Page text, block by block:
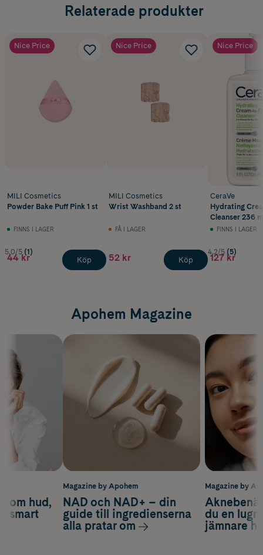
Relaterade produkter
Nice Price
MILI Cosmetics
Powder Bake Puff Pink 1 st
FINNS I LAGER
5.0/5 (1)
44 kr Köp
Nice Price
MILI Cosmetics
Wrist Washband 2 st
FÅ I LAGER
52 kr Köp
Nice Price
CeraVe
Hydrating
Cleanser 236
FINNS I LAGER
4.2/5 (5)
127 kr
Apohem Magazine
Magazine by
du en
jämnare
om hud,
smart
Magazine by Apohem
NAD och NAD+ – din
guide till ingredienserna
alla pratar om